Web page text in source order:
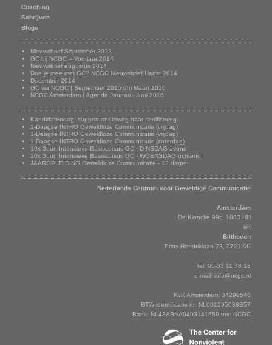
Coaching
Schrijven
Blogs
Nieuwsbrief September 2013
GC bij NCGC – Voorjaar 2014
Nieuwsbrief augustus 2014
Doe je mee met GC? NCGC Nieuwsbrief Herfst 2014
December 2014
GC via NCGC | September 2015 t/m Maart 2016
NCGC Amsterdam | Agenda Januari - Juni 2016
Kandidatendag: support onderweg naar certificering
1-Daagse INTRO Geweldloze Communicatie (vrijdag)
1-Daagse INTRO Geweldloze Communicatie (vrijdag)
1-Daagse INTRO Geweldloze Communicatie (zaterdag)
10x 3uur: Intensieve Basiscursus GC - DINSDAG-avond
10x 3uur: Intensieve Basiscursus GC - WOENSDAG-ochtend
JAAROPLEIDING Geweldloze Communicatie - 12 dagen
Nederlands Centrum voor Geweldige Communicatie
Amsterdam
De Klencke 99c, 1083 HH
en
Bilthoven
Prins Hendriklaan 73, 3721 AP
tel: 06-53 11 78 13
e-mail: info@ncgc.nl
KvK Amsterdam: 34298546
BTW identificatie nr: NL001295038B57
Bank: NL43ABNA0403141680 tnv: NCGC